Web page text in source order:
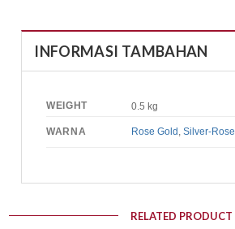
INFORMASI TAMBAHAN
WEIGHT 0.5 kg
WARNA Rose Gold ,Silver-Rose
RELATED PRODUCT